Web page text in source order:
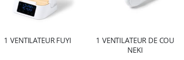
1 VENTILATEUR FUYI
1 VENTILATEUR DE COU
NEKI